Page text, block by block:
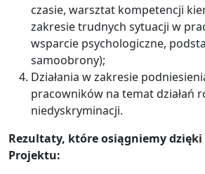
czasie, warsztat kompetencji
zakresie trudnych sytuacji w
wsparcie psychologiczne,
samoobrony);
Działania w zakresie
pracowników na temat działań
niedyskryminacji.
Rezultaty, które osiągniemy
Projektu: